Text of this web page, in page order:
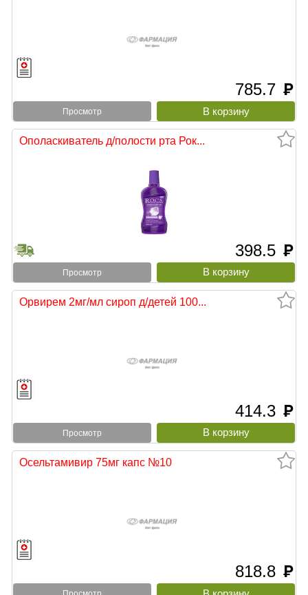
785.7 руб
Просмотр
Ополаскиватель д/полости рта Рок...
398.5 руб
Просмотр
Орвирем 2мг/мл сироп д/детей 100...
414.3 руб
Просмотр
Осельтамивир 75мг капс №10
818.8 руб